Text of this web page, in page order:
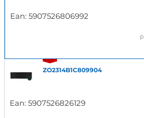
Ean: 5907526806992
ZO2314B1C809904
Ean: 5907526826129